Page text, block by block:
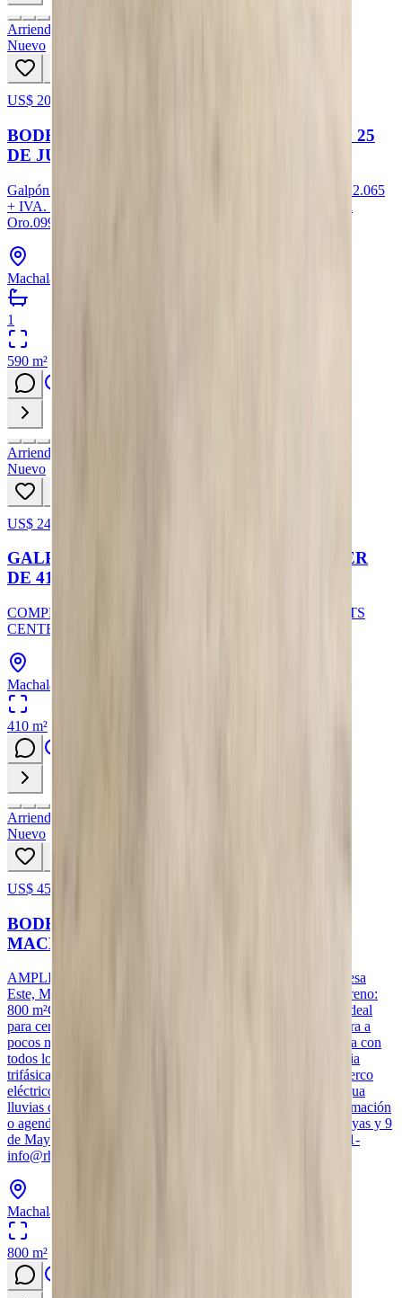
Arriendo
Nuevo
US$ 2065
BODEGA EN ALQUILER DE 590 m2 EN AV. 25
DE JUNIO, MACHALA #932
Galpón de dos frentes con puertas enrollables y baños.Valor: 2.065
+ IVA. Construcción: 590 m²Machala – El
Oro.0999481931 - (07)6001270
Machala, Provincia de El Oro
1
590 m²
Arriendo
Nuevo
US$ 2460
GALPON/BODEGA ABIERTO EN ALQUILER
DE 410 M2 EN MACHALA
COMPLEJO DE GALPONES Y BODEGAS KAO SPORTS
CENTER DE 410M2 EN LA AV. 25 DE JUNIO
Machala, Provincia de El Oro
410 m²
Arriendo
Nuevo
US$ 4500
BODEGA EN ALQUILER AL ESTE DE
MACHALA #DEPA
AMPLIA BODEGA EN ALQUILERUbicación: Cdla. Urdesa
Este, Machala.Precio Alquiler: $4500/Mes + IVAÁrea de terreno:
800 m²Calificación: Amplia bodega con oficina en alquiler, Ideal
para centro de acopio,, centro de distribución, etc.Se encuentra a
pocos metros del hotel Oro verde, en zona residencial. Cuenta con
todos los servicios básicos, el galpón tiene alimentación propia
trifásica a 220V.Todo el perímetro de la bodega cuenta con cerco
eléctrico, incluye alarma de emergencia.Contiene canal de agua
lluvias que tiene una longitud de 18 m linealesPara más información
o agendar una visita, contáctanos:- Pichincha 1100 entre Guayas y 9
de Mayo- Machala - El Oro – Ecuador- (+593) 099 948 1931-
info@rhinmobiliaria.ec
Machala, Provincia de El Oro
800 m²